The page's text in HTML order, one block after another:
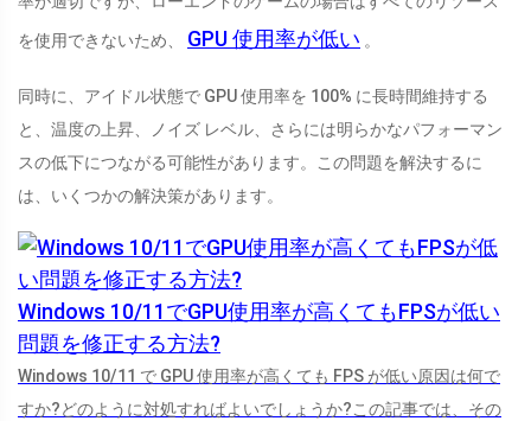
を使用できないため、 GPU 使用率が低い 。
同時に、アイドル状態で GPU 使用率を 100% に長時間維持する
と、温度の上昇、ノイズ レベル、さらには明らかなパフォーマン
スの低下につながる可能性があります。この問題を解決するに
は、いくつかの解決策があります。
Windows 10/11でGPU使用率が高くてもFPSが低い
問題を修正する方法?
Windows 10/11 で GPU 使用率が高くても FPS が低い原因は何で
すか?どのように対処すればよいでしょうか?この記事では、その